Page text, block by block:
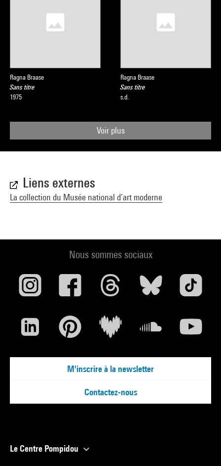
Ragna Braase
Sans titre
1975
Ragna Braase
Sans titre
s.d.
Voir plus
Liens externes
La collection du Musée national d’art moderne
Nous sommes sociaux
M'inscrire à la newsletter
Contactez-nous
Le Centre Pompidou